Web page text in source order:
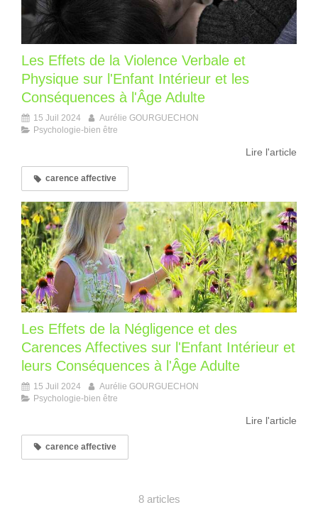
Les Effets de la Violence Verbale et
Physique sur l'Enfant Intérieur et les
Conséquences à l'Âge Adulte
15 Juil 2024
Aurélie GOURGUECHON
Psychologie-bien être
Lire l'article
carence affective
Les Effets de la Négligence et des
Carences Affectives sur l'Enfant Intérieur et
leurs Conséquences à l'Âge Adulte
15 Juil 2024
Aurélie GOURGUECHON
Psychologie-bien être
Lire l'article
carence affective
8 articles